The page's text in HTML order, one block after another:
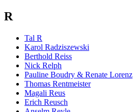
R
Tal R
Karol Radziszewski
Berthold Reiss
Nick Relph
Pauline Boudry & Renate Lorenz
Thomas Rentmeister
Magali Reus
Erich Reusch